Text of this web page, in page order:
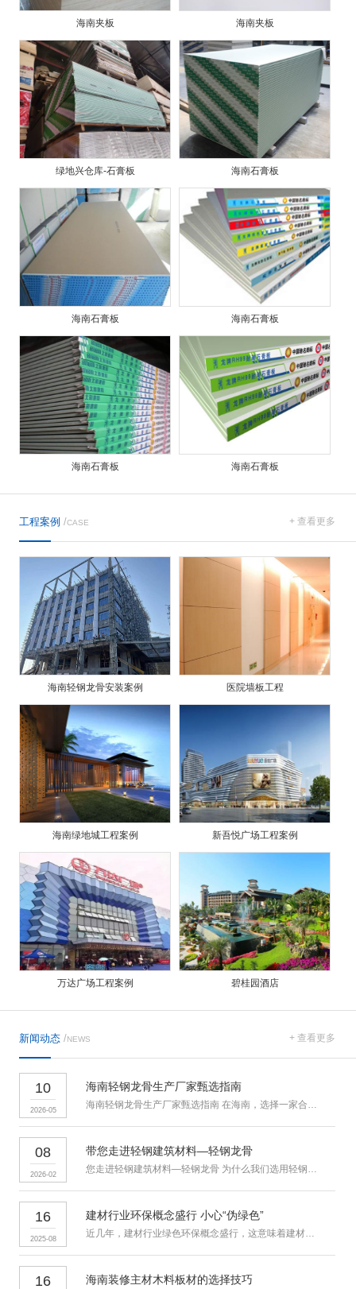
海南夹板 海南夹板
绿地兴仓库-石膏板 海南石膏板
海南石膏板 海南石膏板
海南石膏板 海南石膏板
工程案例 /CASE + 查看更多
海南轻钢龙骨安装案例 医院墙板工程
海南绿地城工程案例 新吾悦广场工程案例
万达广场工程案例 碧桂园酒店
新闻动态 /NEWS + 查看更多
10
2026-05
海南轻钢龙骨生产厂家甄选指南
海南轻钢龙骨生产厂家甄选指南 在海南，选择一家合适的轻钢龙骨生
08
2026-02
带您走进轻钢建筑材料—轻钢龙骨
您走进轻钢建筑材料—轻钢龙骨 为什么我们选用轻钢龙骨？ 吊顶
16
2025-08
建材行业环保概念盛行 小心“伪绿色”
近几年，建材行业绿色环保概念盛行，这意味着建材行业迎来全新的发
16 海南装修主材木料板材的选择技巧